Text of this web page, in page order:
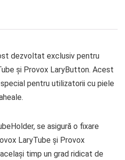
dezvoltat exclusiv pentru
și Provox LaryButton. Acest
pentru utilizatorii cu piele
se asigură o fixare
LaryTube și Provox
timp un grad ridicat de